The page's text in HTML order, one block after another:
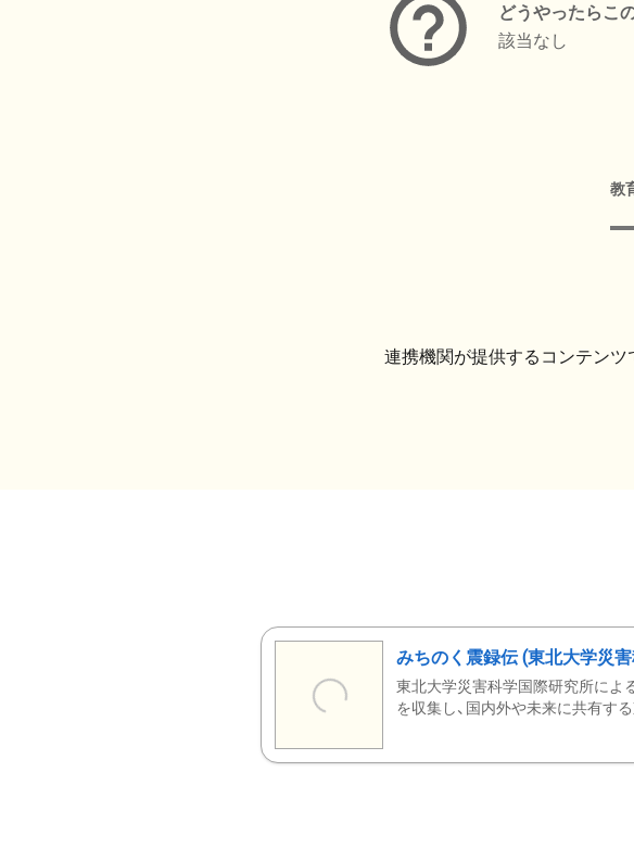
どうやったらこ
該当なし
教
連携機関が提供するコンテンツ
みちのく震録伝 (東北大学災
東北大学災害科学国際研究所によ
を収集し、国内外や未来に共有す